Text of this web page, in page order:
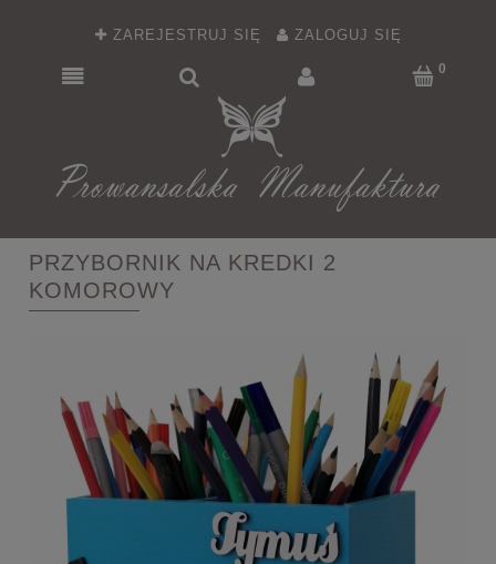
ZAREJESTRUJ SIĘ ZALOGUJ SIĘ
PRZYBORNIK NA KREDKI 2
KOMOROWY